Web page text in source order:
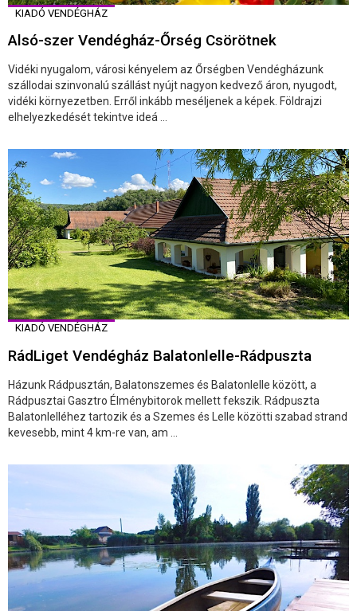
KIADÓ VENDÉGHÁZ
Alsó-szer Vendégház-Őrség Csörötnek
Vidéki nyugalom, városi kényelem az Őrségben Vendégházunk
szállodai szinvonalú szállást nyújt nagyon kedvező áron, nyugodt,
vidéki környezetben. Erről inkább meséljenek a képek. Földrajzi
elhelyezkedését tekintve ideá ...
KIADÓ VENDÉGHÁZ
RádLiget Vendégház Balatonlelle-Rádpuszta
Házunk Rádpusztán, Balatonszemes és Balatonlelle között, a
Rádpusztai Gasztro Élménybitorok mellett fekszik. Rádpuszta
Balatonlelléhez tartozik és a Szemes és Lelle közötti szabad strand
kevesebb, mint 4 km-re van, am ...